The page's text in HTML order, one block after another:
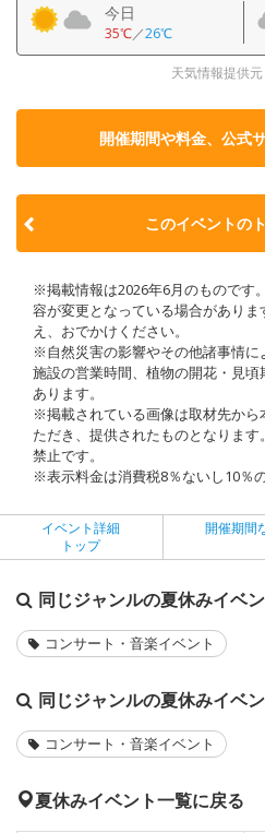
今日
35℃／26℃
天気情報提供
開催期間や料金、公式
このイベントの
※掲載情報は2026年6月のものです
容が変更となっている場合がありま
え、おでかけください。
※自然災害の影響やその他諸事情に
施設の営業時間、植物の開花・見
あります。
※掲載されている画像は取材先か
ただき、提供されたものとなりま
禁止です。
※表示料金は消費税8％ないし10％
イベント詳細
トップ
開催期間
同じジャンルの夏休みイベ
コンサート・音楽イベント
同じジャンルの夏休みイベ
コンサート・音楽イベント
夏休みイベント一覧に戻る